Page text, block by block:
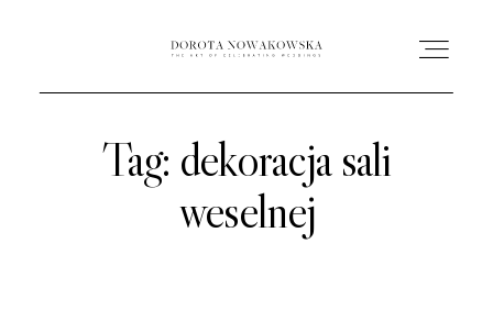
HOME
O MNIE
Tag: dekoracja sali
weselnej